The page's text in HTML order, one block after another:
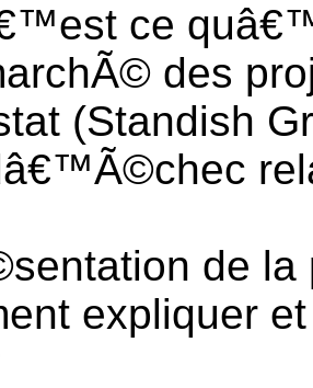
ce
des
(Standish
de
expliquer